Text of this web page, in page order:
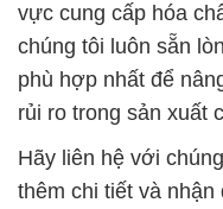
vực cung cấp hóa
chúng tôi luôn sẵn
phù hợp nhất để
rủi ro trong sản xuất
Hãy liên hệ với
thêm chi tiết và